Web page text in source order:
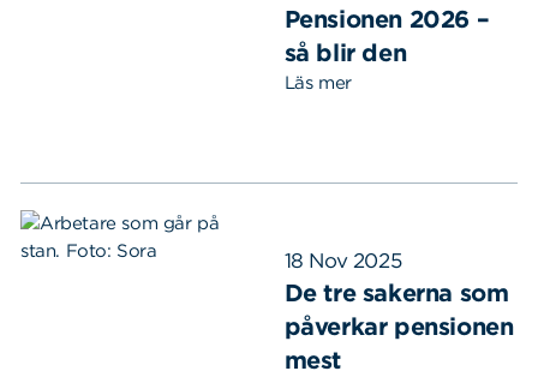
Pensionen 2026 –
så blir den
Läs mer
18 Nov 2025
De tre sakerna som
påverkar pensionen
mest